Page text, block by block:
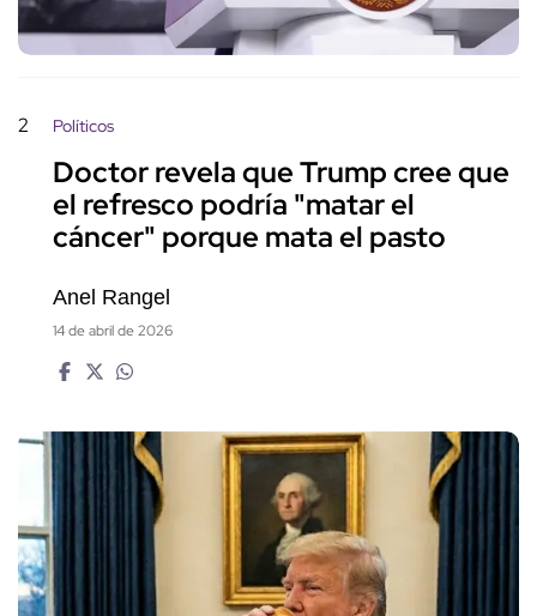
2 Políticos
Doctor revela que Trump cree que
el refresco podría "matar el
cáncer" porque mata el pasto
Anel Rangel
14 de abril de 2026